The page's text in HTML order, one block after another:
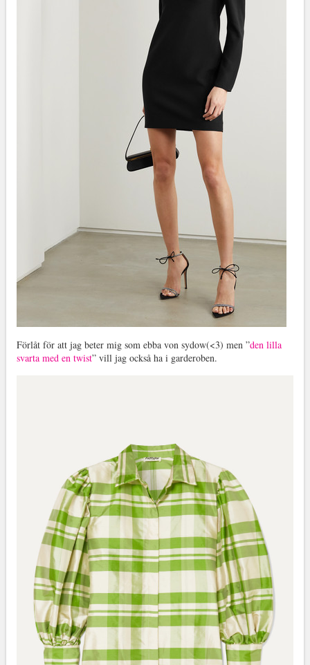
Förlåt för att jag beter mig som ebba von sydow(<3) men ”den lilla
svarta med en twist” vill jag också ha i garderoben.